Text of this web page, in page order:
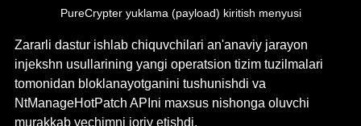
PureCrypter yuklama (payload) kiritish menyusi
Zararli dastur ishlab chiquvchilari an'anaviy jarayon
injekshn usullarining yangi operatsion tizim tuzilmalari
tomonidan bloklanayotganini tushunishdi va
NtManageHotPatch APIni maxsus nishonga oluvchi
murakkab yechimni joriy etishdi.